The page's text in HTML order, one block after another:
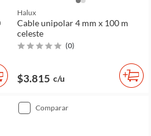
Halux
Cable unipolar 4 mm x 100 m
celeste
(0)
$3.815 c/u
comparar